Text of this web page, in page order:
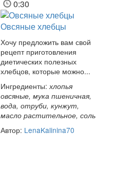
0:30
Овсяные хлебцы
Хочу предложить вам свой
рецепт приготовления
диетических полезных
хлебцов, которые можно...
Ингредиенты:хлопья
овсяные, мука пшеничная,
вода, отруби, кунжут,
масло растительное, соль
Автор: LenaKalinina70